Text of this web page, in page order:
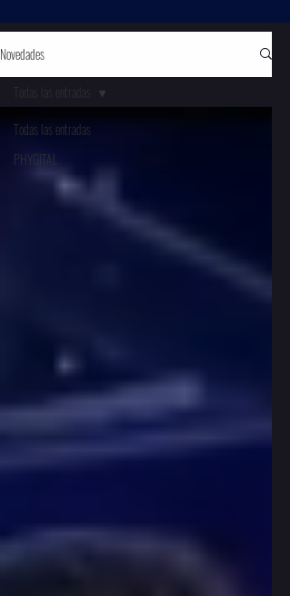
Novedades
Todas las entradas
PHYGITAL
Todas las entradas